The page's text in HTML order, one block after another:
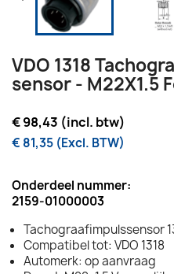
VDO 1318
sensor - M22X1.5
€ 98,43 (incl. btw)
€ 81,35 (Excl. BTW)
Onderdeel nummer:
2159-01000003
Tachograafimpulssensor
Compatibel tot: VDO 1318
Automerk: op aanvraag